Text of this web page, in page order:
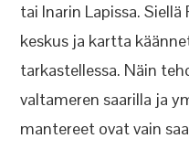
tai Inarin Lapissa.
keskus ja kartta
tarkastellessa. Näin
valtameren saarilla ja
mantereet ovat vain